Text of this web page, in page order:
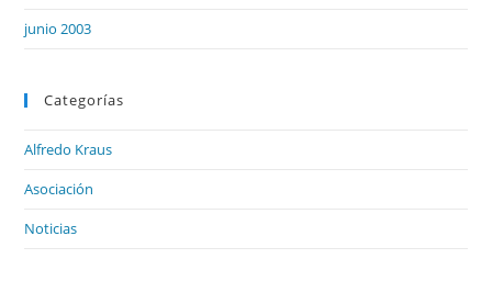
junio 2003
Categorías
Alfredo Kraus
Asociación
Noticias